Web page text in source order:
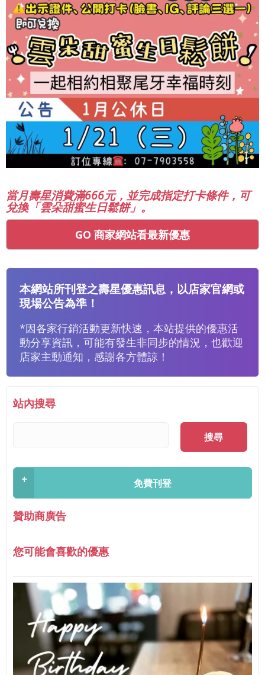
當月壽星消費滿666元，並完成指定打卡條件，可
兌換「雲朵甜蜜生日鬆餅」。
GO 商家網站看最新優惠
本網站所刊登之壽星優惠訊息，以店家官網或
現場公告為準！
*因各家行銷活動更新快速，本站提供的優惠活
動分享資訊，可能有發生非同步的情況，也歡迎
店家主動通知，感謝各方體諒！
站內搜尋
搜尋
+ 免費刊登
贊助商廣告
您可能會喜歡的優惠